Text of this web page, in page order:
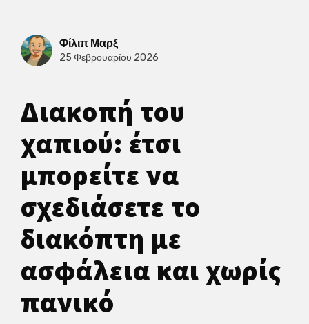
Φίλιπ Μαρξ
25 Φεβρουαρίου 2026
Διακοπή του
χαπιού: έτσι
μπορείτε να
σχεδιάσετε το
διακόπτη με
ασφάλεια και χωρίς
πανικό